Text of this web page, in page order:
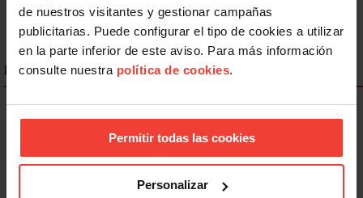
de nuestros visitantes y gestionar campañas
publicitarias. Puede configurar el tipo de cookies a utilizar
en la parte inferior de este aviso. Para más información
consulte nuestra política de cookies.
Permitir todas las cookies
Personalizar
ENLACES DESTACADOS